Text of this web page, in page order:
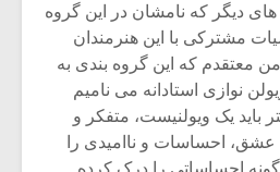
دیگر که نامشان در این گروه
مشترکی با این هنرمندان
معتقدم که این گروه بندی به
نوازی استادانه می نامیم
باید یک ویولنیست، متفکر و
عشق، احساسات و ناامیدی را
گونه احساساتی را درک کرده